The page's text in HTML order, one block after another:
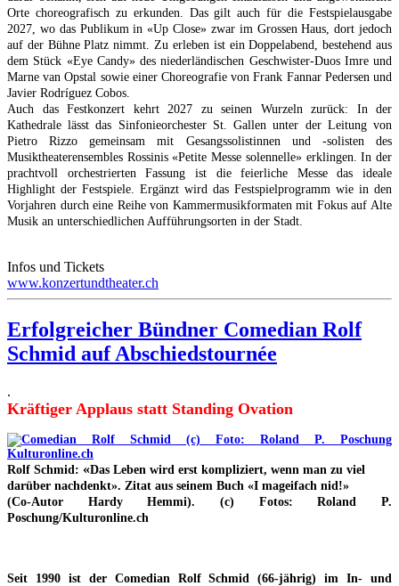
Orte choreografisch zu erkunden. Das gilt auch für die Festspielausgabe
2027, wo das Publikum in «Up Close» zwar im Grossen Haus, dort jedoch
auf der Bühne Platz nimmt. Zu erleben ist ein Doppelabend, bestehend aus
dem Stück «Eye Candy» des niederländischen Geschwister-Duos Imre und
Marne van Opstal sowie einer Choreografie von Frank Fannar Pedersen und
Javier Rodríguez Cobos.
Auch das Festkonzert kehrt 2027 zu seinen Wurzeln zurück: In der
Kathedrale lässt das Sinfonieorchester St. Gallen unter der Leitung von
Pietro Rizzo gemeinsam mit Gesangssolistinnen und -solisten des
Musiktheaterensembles Rossinis «Petite Messe solennelle» erklingen. In der
prachtvoll orchestrierten Fassung ist die feierliche Messe das ideale
Highlight der Festspiele. Ergänzt wird das Festspielprogramm wie in den
Vorjahren durch eine Reihe von Kammermusikformaten mit Fokus auf Alte
Musik an unterschiedlichen Aufführungsorten in der Stadt.
Infos und Tickets
www.konzertundtheater.ch
Erfolgreicher Bündner Comedian Rolf
Schmid auf Abschiedstournée
.
Kräftiger Applaus statt Standing Ovation
Rolf Schmid: «Das Leben wird erst kompliziert, wenn man zu viel
darüber nachdenkt». Zitat aus seinem Buch «I mageifach nid!»
(Co-Autor Hardy Hemmi). (c) Fotos: Roland P.
Poschung/Kulturonline.ch
Seit 1990 ist der Comedian Rolf Schmid (66-jährig) im In- und